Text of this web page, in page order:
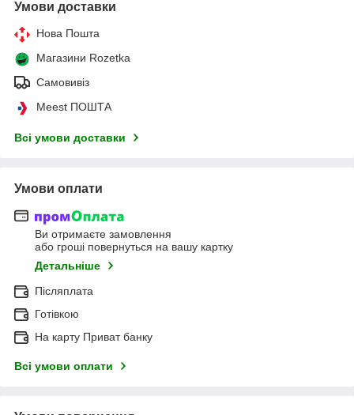
Умови доставки
Нова Пошта
Магазини Rozetka
Самовивіз
Meest ПОШТА
Всі умови доставки
Умови оплати
Ви отримаєте замовлення
або гроші повернуться на вашу картку
Детальніше
Післяплата
Готівкою
На карту Приват банку
Всі умови оплати